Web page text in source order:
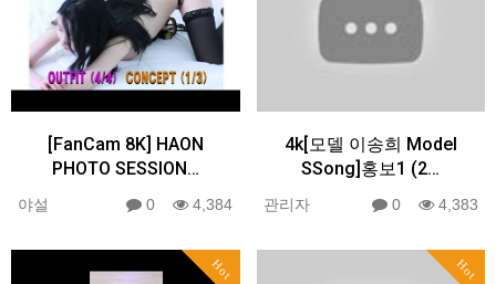
[FanCam 8K] HAON
PHOTO SESSION…
야설 0 4,384
4k[모델 이송희 Model
SSong]홍보1 (2…
관리자 0 4,383
Hot Hot